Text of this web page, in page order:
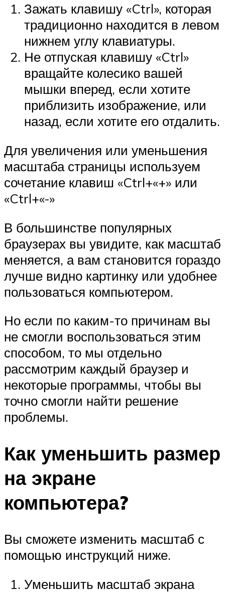
Зажать клавишу «Ctrl», которая
традиционно находится в левом
нижнем углу клавиатуры.
Не отпуская клавишу «Ctrl»
вращайте колесико вашей
мышки вперед, если хотите
приблизить изображение, или
назад, если хотите его отдалить.
Для увеличения или уменьшения
масштаба страницы используем
сочетание клавиш «Ctrl+«+» или
«Ctrl+«-»
В большинстве популярных
браузерах вы увидите, как масштаб
меняется, а вам становится гораздо
лучше видно картинку или удобнее
пользоваться компьютером.
Но если по каким-то причинам вы
не смогли воспользоваться этим
способом, то мы отдельно
рассмотрим каждый браузер и
некоторые программы, чтобы вы
точно смогли найти решение
проблемы.
Как уменьшить размер
на экране
компьютера?
Вы сможете изменить масштаб с
помощью инструкций ниже.
Уменьшить масштаб экрана